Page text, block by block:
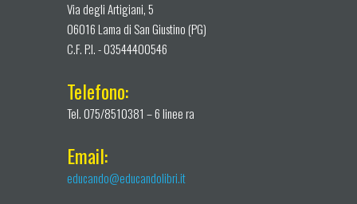
Via degli Artigiani, 5
06016 Lama di San Giustino (PG)
C.F. P.I. - 03544400546
Telefono:
Tel. 075/8510381 – 6 linee ra
Email:
educando@educandolibri.it